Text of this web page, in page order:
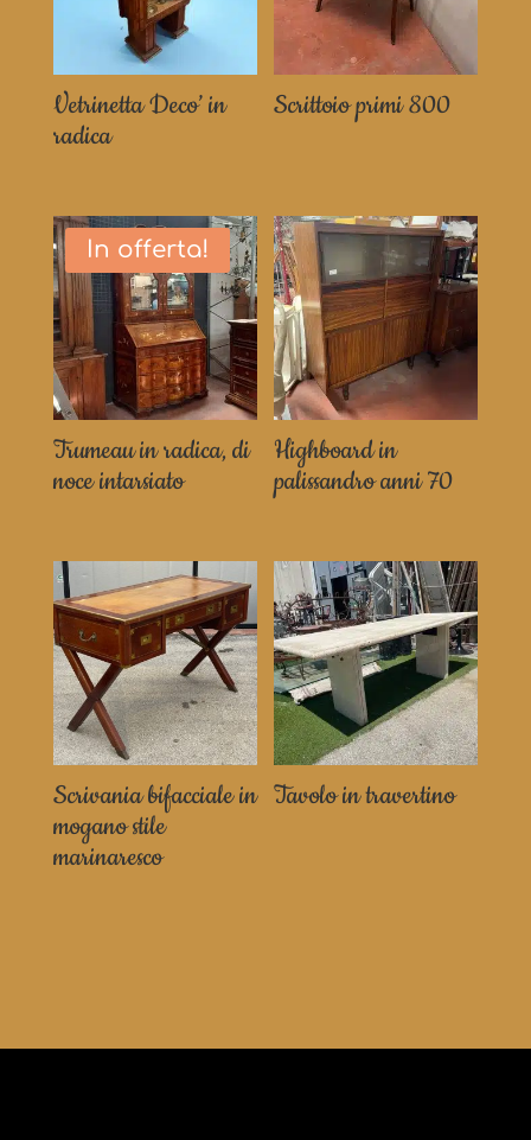
Vetrinetta Deco’ in
radica
Scrittoio primi 800
In offerta!
Trumeau in radica, di
noce intarsiato
Highboard in
palissandro anni 70
Scrivania bifacciale in
mogano stile
marinaresco
Tavolo in travertino